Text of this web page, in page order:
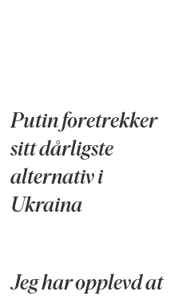
Putin foretrekker
sitt dårligste
alternativ i
Ukraina
Jeg har opplevd at